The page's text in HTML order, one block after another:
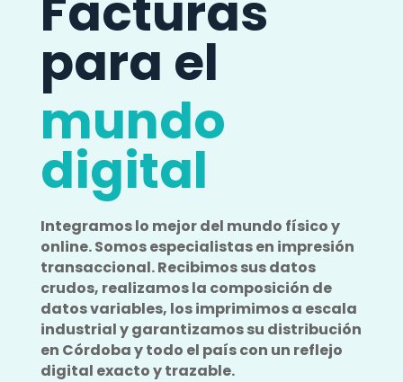
para el
mundo
digital
Integramos lo mejor del mundo físico y
online. Somos especialistas en impresión
transaccional. Recibimos sus datos
crudos, realizamos la composición de
datos variables, los imprimimos a escala
industrial y garantizamos su distribución
en Córdoba y todo el país con un reflejo
digital exacto y trazable.